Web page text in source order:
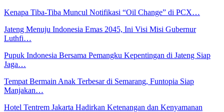
Kenapa Tiba-Tiba Muncul Notifikasi “Oil Change” di PCX…
Jateng Menuju Indonesia Emas 2045, Ini Visi Misi Gubernur
Luthfi…
Pupuk Indonesia Bersama Pemangku Kepentingan di Jateng Siap
Jaga…
Tempat Bermain Anak Terbesar di Semarang, Funtopia Siap
Manjakan…
Hotel Tentrem Jakarta Hadirkan Ketenangan dan Kenyamanan